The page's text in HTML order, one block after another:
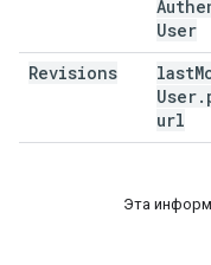
User
Revisions last
User.
url
Эта